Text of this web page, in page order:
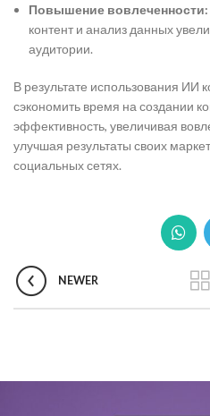
Повышение вовлеченности:
контент и анализ данных
аудитории.
В результате использования ИИ
сэкономить время на создании
эффективность, увеличивая
улучшая результаты своих
социальных сетях.
NEWER